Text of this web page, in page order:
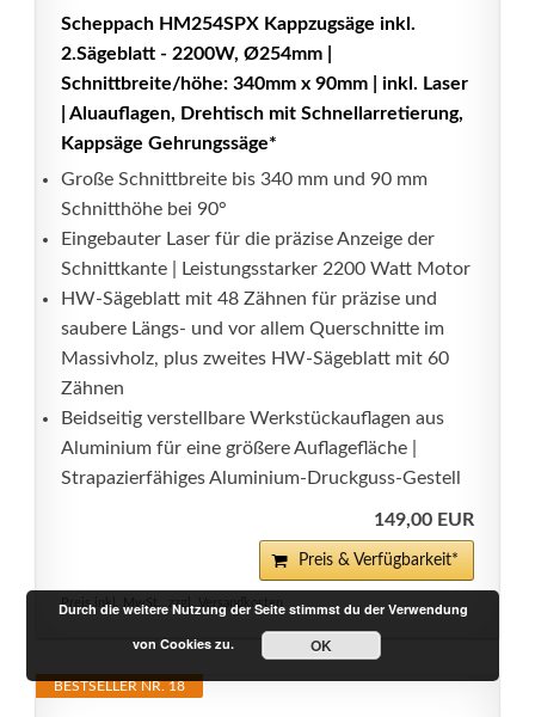
Scheppach HM254SPX Kappzugsäge inkl.
2.Sägeblatt - 2200W, Ø254mm |
Schnittbreite/höhe: 340mm x 90mm | inkl. Laser
| Aluauflagen, Drehtisch mit Schnellarretierung,
Kappsäge Gehrungssäge*
Große Schnittbreite bis 340 mm und 90 mm
Schnitthöhe bei 90°
Eingebauter Laser für die präzise Anzeige der
Schnittkante | Leistungsstarker 2200 Watt Motor
HW-Sägeblatt mit 48 Zähnen für präzise und
saubere Längs- und vor allem Querschnitte im
Massivholz, plus zweites HW-Sägeblatt mit 60
Zähnen
Beidseitig verstellbare Werkstückauflagen aus
Aluminium für eine größere Auflagefläche |
Strapazierfähiges Aluminium-Druckguss-Gestell
149,00 EUR
Preis & Verfügbarkeit*
Preis inkl. MwSt., zzgl. Versandkosten
BESTSELLER NR. 18
Durch die weitere Nutzung der Seite stimmst du der Verwendung
von Cookies zu.
OK